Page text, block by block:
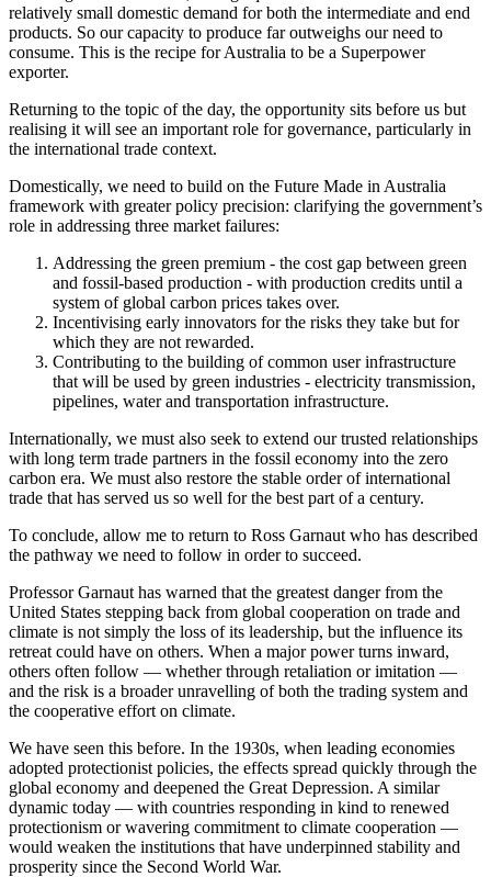
relatively small domestic demand for both the intermediate and end
products. So our capacity to produce far outweighs our need to
consume. This is the recipe for Australia to be a Superpower
exporter.​​​​‌ ‍ ​‍​‍‌‍ ‌ ​‍‌‍‍‌‌‍‌ ‌‍‍‌‌‍ ‍​‍​‍​ ‍‍​‍​‍‌ ​ ‌‍​‌‌‍ ‍‌‍‍‌‌ ‌​‌ ‍‌​‍ ‍‌‍‍‌‌‍ ​‍​‍​‍ ​​‍​‍‌‍‍​‌ ​‍‌‍‌‌‌‍‌‍​‍​‍​ ‍‍​‍​‍‌‍‍​‌ ‌​‌ ‌​‌ ​​​ ‍‍​‍ ​‍ ‌‍ ​‌‍ ‌‍​ ‌‍​‌‌‍ ​‌‍‍​‌‍ ‌ ​ ‌ ‌​​ ‍‍​ ​ ​ ​ ​ ​ ​ ​ ​‍ ‌‍‍‌‌‍ ‍‌ ‌​‌‍‌‌‌‍ ‍‌ ‌​​‍ ‌‍‌‌‌‍‌​‌‍‍‌‌ ‌​​‍ ‌‍ ‌‌‍ ‌‍‌​‌‍‌‌​ ‌‌ ​​‌ ​‍‌‍‌‌‌ ​ ‌‍‌‌‌‍ ‍‌ ‌​‌‍​‌‌ ‌​‌‍‍‌‌‍ ‌‍ ‍​ ‍ ‌‍‍‌‌‍‌​​ ‌‌‍‌‌​ ‌‌‌‍‌‍‌‍‌​‌‍​‍‌‍​‌​ ‌‌​ ‍‌​‍ ‌​ ​‍‌‍​‍​ ​​​ ​​​‍ ‌​ ‌​‌‍‌‍​ ‌‍‌‍‌​​‍ ‌‌‍​‌‌‍​‍‌‍​ ​ ​‍​‍ ‌​ ​‍‌‍‌​​ ​‌‌‍​‌​ ​‍​ ​‌​ ​​​ ‌ ​ ‌‍‌‍‌‍‌‍​‌​ ​‍​ ‍ ‌ ‌​‌ ‍‌‌ ​​‌‍‌‌​ ‌‌‍ ‍‌‍‌‌‌ ‌ ‌ ​ ​ ‍ ‌ ​​‌‍​‌‌ ‌​‌‍‍​​ ‌‌‍​ ‌‍ ‌‍ ‍‌ ‌​‌‍‌‌‌‍ ‍‌ ‌​​‍‌‌​ ‌‌‌​​‍‌‌ ‌‍‍ ‌‍‌‌‌ ‍‌​‍‌‌​ ​ ‌​‌​​‍‌‌​ ​ ‌​‌​​‍‌‌​ ​‍​ ​‍‌‍​‍‌‍‌‌​ ‌ ​ ​‌​ ​​​ ‍‌​ ​ ​ ‌‍‌‍​ ‌‍​‍​ ​‌​ ‌‍​‍‌‌​ ​‍​ ​‍​‍‌‌​ ‌‌‌​‌​​‍ ‍‌‍​ ‌‍‍​‌‍‍‌‌‍ ​‌‍‌​‌ ​‍‌‍‌‌‌‍ ‍​‍‌‌​ ‌‌‌​​‍‌‌ ‌‍‍ ‌‍‌‌‌ ‍‌​‍‌‌​ ​ ‌​‌​​‍‌‌​ ​ ‌​‌​​‍‌‌​ ​‍​ ​‍‌‍‌​‌‍​ ‌‍​ ‌‍‌​‌‍​‍‌‍‌​​ ‌ ​ ‌ ​ ‌ ‌‍​‌‌‍​ ​ ​ ​‍‌‌​ ​‍​ ​‍​‍‌‌​ ‌‌‌​‌​​‍ ‍‌ ‌​‌‍‌‌‌ ‍​‌ ‌​​ ‌‍​‍‌‍​‌‌ ​ ‌‍‌‌‌‌‌‌‌ ​‍‌‍ ​​ ‌‌‍‍​‌ ‌​‌ ‌​‌ ​​​‍‌‌​ ​ ‌​​‌​‍‌‌​ ​‍‌​‌‍​‍‌‌​ ​‍‌​‌‍‌‍ ​‌‍ ‌‍​ ‌‍​‌‌‍ ​‌‍‍​‌‍ ‌ ​ ‌ ‌​​‍‌‌​ ​ ‌​​‌​ ​ ​ ​ ​ ​ ​ ​ ​‍‌‍‌‍‍‌‌‍‌​​ ‌‌‍‌‌​ ‌‌‌‍‌‍‌‍‌​‌‍​‍‌‍​‌​ ‌‌​ ‍‌​‍ ‌​ ​‍‌‍​‍​ ​​​ ​​​‍ ‌​ ‌​‌‍‌‍​ ‌‍‌‍‌​​‍ ‌‌‍​‌‌‍​‍‌‍​ ​ ​‍​‍ ‌​ ​‍‌‍‌​​ ​‌‌‍​‌​ ​‍​ ​‌​ ​​​ ‌ ​ ‌‍‌‍‌‍‌‍​‌​ ​‍​‍‌‍‌ ‌​‌ ‍‌‌ ​​‌‍‌‌​ ‌‌‍ ‍‌‍‌‌‌ ‌ ‌ ​ ​‍‌‍‌ ​​‌‍​‌‌ ‌​‌‍‍​​ ‌‌‍​ ‌‍ ‌‍ ‍‌ ‌​‌‍‌‌‌‍ ‍‌ ‌​​‍‌‌​ ‌‌‌​​‍‌‌ ‌‍‍ ‌‍‌‌‌ ‍‌​‍‌‌​ ​ ‌​‌​​‍‌‌​ ​ ‌​‌​​‍‌‌​ ​‍​ ​‍‌‍​‍‌‍‌‌​ ‌ ​ ​‌​ ​​​ ‍‌​ ​ ​ ‌‍‌‍​ ‌‍​‍​ ​‌​ ‌‍​‍‌‌​ ​‍​ ​‍​‍‌‌​ ‌‌‌​‌​​‍ ‍‌‍​ ‌‍‍​‌‍‍‌‌‍ ​‌‍‌​‌ ​‍‌‍‌‌‌‍ ‍​‍‌‌​ ‌‌‌​​‍‌‌ ‌‍‍ ‌‍‌‌‌ ‍‌​‍‌‌​ ​ ‌​‌​​‍‌‌​ ​ ‌​‌​​‍‌‌​ ​‍​ ​‍‌‍‌​‌‍​ ‌‍​ ‌‍‌​‌‍​‍‌‍‌​​ ‌ ​ ‌ ​ ‌ ‌‍​‌‌‍​ ​ ​ ​‍‌‌​ ​‍​ ​‍​‍‌‌​ ‌‌‌​‌​​‍ ‍‌ ‌​‌‍‌‌‌ ‍​‌ ‌​​‍‌‍‌ ​​‌‍‌‌‌ ​‍‌ ​ ‌ ​​‌‍‌‌‌‍​ ‌ ‌​‌‍‍‌‌ ‌‍‌‍‌‌​ ‌‌ ​​‌ ‌‌‌‍​‍‌‍ ​‌‍‍‌‌ ​ ‌‍‍​‌‍‌‌‌‍‌​​‍​‍‌ ‌
Returning to the topic of the day, the opportunity sits before us but
realising it will see an important role for governance, particularly in
the international trade context.​​​​‌ ‍ ​‍​‍‌‍ ‌ ​‍‌‍‍‌‌‍‌ ‌‍‍‌‌‍ ‍​‍​‍​ ‍‍​‍​‍‌ ​ ‌‍​‌‌‍ ‍‌‍‍‌‌ ‌​‌ ‍‌​‍ ‍‌‍‍‌‌‍ ​‍​‍​‍ ​​‍​‍‌‍‍​‌ ​‍‌‍‌‌‌‍‌‍​‍​‍​ ‍‍​‍​‍‌‍‍​‌ ‌​‌ ‌​‌ ​​​ ‍‍​‍ ​‍ ‌‍ ​‌‍ ‌‍​ ‌‍​‌‌‍ ​‌‍‍​‌‍ ‌ ​ ‌ ‌​​ ‍‍​ ​ ​ ​ ​ ​ ​ ​ ​‍ ‌‍‍‌‌‍ ‍‌ ‌​‌‍‌‌‌‍ ‍‌ ‌​​‍ ‌‍‌‌‌‍‌​‌‍‍‌‌ ‌​​‍ ‌‍ ‌‌‍ ‌‍‌​‌‍‌‌​ ‌‌ ​​‌ ​‍‌‍‌‌‌ ​ ‌‍‌‌‌‍ ‍‌ ‌​‌‍​‌‌ ‌​‌‍‍‌‌‍ ‌‍ ‍​ ‍ ‌‍‍‌‌‍‌​​ ‌‌‍‌‌​ ‌‌‌‍‌‍‌‍‌​‌‍​‍‌‍​‌​ ‌‌​ ‍‌​‍ ‌​ ​‍‌‍​‍​ ​​​ ​​​‍ ‌​ ‌​‌‍‌‍​ ‌‍‌‍‌​​‍ ‌‌‍​‌‌‍​‍‌‍​ ​ ​‍​‍ ‌​ ​‍‌‍‌​​ ​‌‌‍​‌​ ​‍​ ​‌​ ​​​ ‌ ​ ‌‍‌‍‌‍‌‍​‌​ ​‍​ ‍ ‌ ‌​‌ ‍‌‌ ​​‌‍‌‌​ ‌‌‍ ‍‌‍‌‌‌ ‌ ‌ ​ ​ ‍ ‌ ​​‌‍​‌‌ ‌​‌‍‍​​ ‌‌‍​ ‌‍ ‌‍ ‍‌ ‌​‌‍‌‌‌‍ ‍‌ ‌​​‍‌‌​ ‌‌‌​​‍‌‌ ‌‍‍ ‌‍‌‌‌ ‍‌​‍‌‌​ ​ ‌​‌​​‍‌‌​ ​ ‌​‌​​‍‌‌​ ​‍​ ​‍​ ​​​ ‍‌​ ‌​​ ​​​ ‌​​ ‍‌‌‍‌​‌‍‌‍​ ​ ​ ​ ​ ‌ ​ ‌ ​‍‌‌​ ​‍​ ​‍​‍‌‌​ ‌‌‌​‌​​‍ ‍‌‍​ ‌‍‍​‌‍‍‌‌‍ ​‌‍‌​‌ ​‍‌‍‌‌‌‍ ‍​‍‌‌​ ‌‌‌​​‍‌‌ ‌‍‍ ‌‍‌‌‌ ‍‌​‍‌‌​ ​ ‌​‌​​‍‌‌​ ​ ‌​‌​​‍‌‌​ ​‍​ ​‍‌‍‌​‌‍​ ‌‍​ ‌‍‌​‌‍​‍‌‍‌​​ ‌ ​ ‌ ​ ‌ ‌‍​‌‌‍​ ​ ​ ​‍‌‌​ ​‍​ ​‍​‍‌‌​ ‌‌‌​‌​​‍ ‍‌ ‌​‌‍‌‌‌ ‍​‌ ‌​​ ‌‍​‍‌‍​‌‌ ​ ‌‍‌‌‌‌‌‌‌ ​‍‌‍ ​​ ‌‌‍‍​‌ ‌​‌ ‌​‌ ​​​‍‌‌​ ​ ‌​​‌​‍‌‌​ ​‍‌​‌‍​‍‌‌​ ​‍‌​‌‍‌‍ ​‌‍ ‌‍​ ‌‍​‌‌‍ ​‌‍‍​‌‍ ‌ ​ ‌ ‌​​‍‌‌​ ​ ‌​​‌​ ​ ​ ​ ​ ​ ​ ​ ​‍‌‍‌‍‍‌‌‍‌​​ ‌‌‍‌‌​ ‌‌‌‍‌‍‌‍‌​‌‍​‍‌‍​‌​ ‌‌​ ‍‌​‍ ‌​ ​‍‌‍​‍​ ​​​ ​​​‍ ‌​ ‌​‌‍‌‍​ ‌‍‌‍‌​​‍ ‌‌‍​‌‌‍​‍‌‍​ ​ ​‍​‍ ‌​ ​‍‌‍‌​​ ​‌‌‍​‌​ ​‍​ ​‌​ ​​​ ‌ ​ ‌‍‌‍‌‍‌‍​‌​ ​‍​‍‌‍‌ ‌​‌ ‍‌‌ ​​‌‍‌‌​ ‌‌‍ ‍‌‍‌‌‌ ‌ ‌ ​ ​‍‌‍‌ ​​‌‍​‌‌ ‌​‌‍‍​​ ‌‌‍​ ‌‍ ‌‍ ‍‌ ‌​‌‍‌‌‌‍ ‍‌ ‌​​‍‌‌​ ‌‌‌​​‍‌‌ ‌‍‍ ‌‍‌‌‌ ‍‌​‍‌‌​ ​ ‌​‌​​‍‌‌​ ​ ‌​‌​​‍‌‌​ ​‍​ ​‍​ ​​​ ‍‌​ ‌​​ ​​​ ‌​​ ‍‌‌‍‌​‌‍‌‍​ ​ ​ ​ ​ ‌ ​ ‌ ​‍‌‌​ ​‍​ ​‍​‍‌‌​ ‌‌‌​‌​​‍ ‍‌‍​ ‌‍‍​‌‍‍‌‌‍ ​‌‍‌​‌ ​‍‌‍‌‌‌‍ ‍​‍‌‌​ ‌‌‌​​‍‌‌ ‌‍‍ ‌‍‌‌‌ ‍‌​‍‌‌​ ​ ‌​‌​​‍‌‌​ ​ ‌​‌​​‍‌‌​ ​‍​ ​‍‌‍‌​‌‍​ ‌‍​ ‌‍‌​‌‍​‍‌‍‌​​ ‌ ​ ‌ ​ ‌ ‌‍​‌‌‍​ ​ ​ ​‍‌‌​ ​‍​ ​‍​‍‌‌​ ‌‌‌​‌​​‍ ‍‌ ‌​‌‍‌‌‌ ‍​‌ ‌​​‍‌‍‌ ​​‌‍‌‌‌ ​‍‌ ​ ‌ ​​‌‍‌‌‌‍​ ‌ ‌​‌‍‍‌‌ ‌‍‌‍‌‌​ ‌‌ ​​‌ ‌‌‌‍​‍‌‍ ​‌‍‍‌‌ ​ ‌‍‍​‌‍‌‌‌‍‌​​‍​‍‌ ‌
Domestically, we need to build on the Future Made in Australia
framework with greater policy precision: clarifying the government’s
role in addressing three market failures:​​​​‌ ‍ ​‍​‍‌‍ ‌ ​‍‌‍‍‌‌‍‌ ‌‍‍‌‌‍ ‍​‍​‍​ ‍‍​‍​‍‌ ​ ‌‍​‌‌‍ ‍‌‍‍‌‌ ‌​‌ ‍‌​‍ ‍‌‍‍‌‌‍ ​‍​‍​‍ ​​‍​‍‌‍‍​‌ ​‍‌‍‌‌‌‍‌‍​‍​‍​ ‍‍​‍​‍‌‍‍​‌ ‌​‌ ‌​‌ ​​​ ‍‍​‍ ​‍ ‌‍ ​‌‍ ‌‍​ ‌‍​‌‌‍ ​‌‍‍​‌‍ ‌ ​ ‌ ‌​​ ‍‍​ ​ ​ ​ ​ ​ ​ ​ ​‍ ‌‍‍‌‌‍ ‍‌ ‌​‌‍‌‌‌‍ ‍‌ ‌​​‍ ‌‍‌‌‌‍‌​‌‍‍‌‌ ‌​​‍ ‌‍ ‌‌‍ ‌‍‌​‌‍‌‌​ ‌‌ ​​‌ ​‍‌‍‌‌‌ ​ ‌‍‌‌‌‍ ‍‌ ‌​‌‍​‌‌ ‌​‌‍‍‌‌‍ ‌‍ ‍​ ‍ ‌‍‍‌‌‍‌​​ ‌‌‍‌‌​ ‌‌‌‍‌‍‌‍‌​‌‍​‍‌‍​‌​ ‌‌​ ‍‌​‍ ‌​ ​‍‌‍​‍​ ​​​ ​​​‍ ‌​ ‌​‌‍‌‍​ ‌‍‌‍‌​​‍ ‌‌‍​‌‌‍​‍‌‍​ ​ ​‍​‍ ‌​ ​‍‌‍‌​​ ​‌‌‍​‌​ ​‍​ ​‌​ ​​​ ‌ ​ ‌‍‌‍‌‍‌‍​‌​ ​‍​ ‍ ‌ ‌​‌ ‍‌‌ ​​‌‍‌‌​ ‌‌‍ ‍‌‍‌‌‌ ‌ ‌ ​ ​ ‍ ‌ ​​‌‍​‌‌ ‌​‌‍‍​​ ‌‌‍​ ‌‍ ‌‍ ‍‌ ‌​‌‍‌‌‌‍ ‍‌ ‌​​‍‌‌​ ‌‌‌​​‍‌‌ ‌‍‍ ‌‍‌‌‌ ‍‌​‍‌‌​ ​ ‌​‌​​‍‌‌​ ​ ‌​‌​​‍‌‌​ ​‍​ ​‍‌‍​ ​ ​‌​ ‍‌‌‍‌​​ ‌ ​ ‌ ​ ‌‌‌‍‌​​ ‌​‌‍​ ‌‍‌‍‌‍‌​​‍‌‌​ ​‍​ ​‍​‍‌‌​ ‌‌‌​‌​​‍ ‍‌‍​ ‌‍‍​‌‍‍‌‌‍ ​‌‍‌​‌ ​‍‌‍‌‌‌‍ ‍​‍‌‌​ ‌‌‌​​‍‌‌ ‌‍‍ ‌‍‌‌‌ ‍‌​‍‌‌​ ​ ‌​‌​​‍‌‌​ ​ ‌​‌​​‍‌‌​ ​‍​ ​‍​ ​‍​ ​‌‌‍​ ​ ‌‍‌‍‌‌​ ‌‌‌‍​ ‌‍​‍​ ‌‍‌‍​‍‌‍‌​​ ‌‍​‍‌‌​ ​‍​ ​‍​‍‌‌​ ‌‌‌​‌​​‍ ‍‌ ‌​‌‍‌‌‌ ‍​‌ ‌​​ ‌‍​‍‌‍​‌‌ ​ ‌‍‌‌‌‌‌‌‌ ​‍‌‍ ​​ ‌‌‍‍​‌ ‌​‌ ‌​‌ ​​​‍‌‌​ ​ ‌​​‌​‍‌‌​ ​‍‌​‌‍​‍‌‌​ ​‍‌​‌‍‌‍ ​‌‍ ‌‍​ ‌‍​‌‌‍ ​‌‍‍​‌‍ ‌ ​ ‌ ‌​​‍‌‌​ ​ ‌​​‌​ ​ ​ ​ ​ ​ ​ ​ ​‍‌‍‌‍‍‌‌‍‌​​ ‌‌‍‌‌​ ‌‌‌‍‌‍‌‍‌​‌‍​‍‌‍​‌​ ‌‌​ ‍‌​‍ ‌​ ​‍‌‍​‍​ ​​​ ​​​‍ ‌​ ‌​‌‍‌‍​ ‌‍‌‍‌​​‍ ‌‌‍​‌‌‍​‍‌‍​ ​ ​‍​‍ ‌​ ​‍‌‍‌​​ ​‌‌‍​‌​ ​‍​ ​‌​ ​​​ ‌ ​ ‌‍‌‍‌‍‌‍​‌​ ​‍​‍‌‍‌ ‌​‌ ‍‌‌ ​​‌‍‌‌​ ‌‌‍ ‍‌‍‌‌‌ ‌ ‌ ​ ​‍‌‍‌ ​​‌‍​‌‌ ‌​‌‍‍​​ ‌‌‍​ ‌‍ ‌‍ ‍‌ ‌​‌‍‌‌‌‍ ‍‌ ‌​​‍‌‌​ ‌‌‌​​‍‌‌ ‌‍‍ ‌‍‌‌‌ ‍‌​‍‌‌​ ​ ‌​‌​​‍‌‌​ ​ ‌​‌​​‍‌‌​ ​‍​ ​‍‌‍​ ​ ​‌​ ‍‌‌‍‌​​ ‌ ​ ‌ ​ ‌‌‌‍‌​​ ‌​‌‍​ ‌‍‌‍‌‍‌​​‍‌‌​ ​‍​ ​‍​‍‌‌​ ‌‌‌​‌​​‍ ‍‌‍​ ‌‍‍​‌‍‍‌‌‍ ​‌‍‌​‌ ​‍‌‍‌‌‌‍ ‍​‍‌‌​ ‌‌‌​​‍‌‌ ‌‍‍ ‌‍‌‌‌ ‍‌​‍‌‌​ ​ ‌​‌​​‍‌‌​ ​ ‌​‌​​‍‌‌​ ​‍​ ​‍​ ​‍​ ​‌‌‍​ ​ ‌‍‌‍‌‌​ ‌‌‌‍​ ‌‍​‍​ ‌‍‌‍​‍‌‍‌​​ ‌‍​‍‌‌​ ​‍​ ​‍​‍‌‌​ ‌‌‌​‌​​‍ ‍‌ ‌​‌‍‌‌‌ ‍​‌ ‌​​‍‌‍‌ ​​‌‍‌‌‌ ​‍‌ ​ ‌ ​​‌‍‌‌‌‍​ ‌ ‌​‌‍‍‌‌ ‌‍‌‍‌‌​ ‌‌ ​​‌ ‌‌‌‍​‍‌‍ ​‌‍‍‌‌ ​ ‌‍‍​‌‍‌‌‌‍‌​​‍​‍‌ ‌
Addressing the green premium - the cost gap between green
and fossil-based production - with production credits until a
system of global carbon prices takes over.​​​​‌ ‍ ​‍​‍‌‍ ‌ ​‍‌‍‍‌‌‍‌ ‌‍‍‌‌‍ ‍​‍​‍​ ‍‍​‍​‍‌ ​ ‌‍​‌‌‍ ‍‌‍‍‌‌ ‌​‌ ‍‌​‍ ‍‌‍‍‌‌‍ ​‍​‍​‍ ​​‍​‍‌‍‍​‌ ​‍‌‍‌‌‌‍‌‍​‍​‍​ ‍‍​‍​‍‌‍‍​‌ ‌​‌ ‌​‌ ​​​ ‍‍​‍ ​‍ ‌‍ ​‌‍ ‌‍​ ‌‍​‌‌‍ ​‌‍‍​‌‍ ‌ ​ ‌ ‌​​ ‍‍​ ​ ​ ​ ​ ​ ​ ​ ​‍ ‌‍‍‌‌‍ ‍‌ ‌​‌‍‌‌‌‍ ‍‌ ‌​​‍ ‌‍‌‌‌‍‌​‌‍‍‌‌ ‌​​‍ ‌‍ ‌‌‍ ‌‍‌​‌‍‌‌​ ‌‌ ​​‌ ​‍‌‍‌‌‌ ​ ‌‍‌‌‌‍ ‍‌ ‌​‌‍​‌‌ ‌​‌‍‍‌‌‍ ‌‍ ‍​ ‍ ‌‍‍‌‌‍‌​​ ‌‌‍‌‌​ ‌‌‌‍‌‍‌‍‌​‌‍​‍‌‍​‌​ ‌‌​ ‍‌​‍ ‌​ ​‍‌‍​‍​ ​​​ ​​​‍ ‌​ ‌​‌‍‌‍​ ‌‍‌‍‌​​‍ ‌‌‍​‌‌‍​‍‌‍​ ​ ​‍​‍ ‌​ ​‍‌‍‌​​ ​‌‌‍​‌​ ​‍​ ​‌​ ​​​ ‌ ​ ‌‍‌‍‌‍‌‍​‌​ ​‍​ ‍ ‌ ‌​‌ ‍‌‌ ​​‌‍‌‌​ ‌‌‍ ‍‌‍‌‌‌ ‌ ‌ ​ ​ ‍ ‌ ​​‌‍​‌‌ ‌​‌‍‍​​ ‌‌‍​ ‌‍ ‌‍ ‍‌ ‌​‌‍‌‌‌‍ ‍‌ ‌​​‍‌‌​ ‌‌‌​​‍‌‌ ‌‍‍ ‌‍‌‌‌ ‍‌​‍‌‌​ ​ ‌​‌​​‍‌‌​ ​ ‌​‌​​‍‌‌​ ​‍​ ​‍​ ​ ​ ‍​‌‍‌​​ ​​‌‍‌​​ ‌‌‌‍​‍‌‍‌‍​ ‌ ​ ‌ ‌‍​‍​ ​‌​‍‌‌​ ​‍​ ​‍​‍‌‌​ ‌‌‌​‌​​‍ ‍‌‍​ ‌‍‍​‌‍‍‌‌‍ ​‌‍‌​‌ ​‍‌‍‌‌‌‍ ‍​‍‌‌​ ‌‌‌​​‍‌‌ ‌‍‍ ‌‍‌‌‌ ‍‌​‍‌‌​ ​ ‌​‌​​‍‌‌​ ​ ‌​‌​​‍‌‌​ ​‍​ ​‍‌‍‌​​ ​‍‌‍‌​​ ‍​‌‍​‍​ ‌‌​ ‍​‌‍‌​‌‍​‍‌‍‌​​ ​‍‌‍​‌​‍‌‌​ ​‍​ ​‍​‍‌‌​ ‌‌‌​‌​​‍ ‍‌ ‌​‌‍‌‌‌ ‍​‌ ‌​​ ‌‍​‍‌‍​‌‌ ​ ‌‍‌‌‌‌‌‌‌ ​‍‌‍ ​​ ‌‌‍‍​‌ ‌​‌ ‌​‌ ​​​‍‌‌​ ​ ‌​​‌​‍‌‌​ ​‍‌​‌‍​‍‌‌​ ​‍‌​‌‍‌‍ ​‌‍ ‌‍​ ‌‍​‌‌‍ ​‌‍‍​‌‍ ‌ ​ ‌ ‌​​‍‌‌​ ​ ‌​​‌​ ​ ​ ​ ​ ​ ​ ​ ​‍‌‍‌‍‍‌‌‍‌​​ ‌‌‍‌‌​ ‌‌‌‍‌‍‌‍‌​‌‍​‍‌‍​‌​ ‌‌​ ‍‌​‍ ‌​ ​‍‌‍​‍​ ​​​ ​​​‍ ‌​ ‌​‌‍‌‍​ ‌‍‌‍‌​​‍ ‌‌‍​‌‌‍​‍‌‍​ ​ ​‍​‍ ‌​ ​‍‌‍‌​​ ​‌‌‍​‌​ ​‍​ ​‌​ ​​​ ‌ ​ ‌‍‌‍‌‍‌‍​‌​ ​‍​‍‌‍‌ ‌​‌ ‍‌‌ ​​‌‍‌‌​ ‌‌‍ ‍‌‍‌‌‌ ‌ ‌ ​ ​‍‌‍‌ ​​‌‍​‌‌ ‌​‌‍‍​​ ‌‌‍​ ‌‍ ‌‍ ‍‌ ‌​‌‍‌‌‌‍ ‍‌ ‌​​‍‌‌​ ‌‌‌​​‍‌‌ ‌‍‍ ‌‍‌‌‌ ‍‌​‍‌‌​ ​ ‌​‌​​‍‌‌​ ​ ‌​‌​​‍‌‌​ ​‍​ ​‍​ ​ ​ ‍​‌‍‌​​ ​​‌‍‌​​ ‌‌‌‍​‍‌‍‌‍​ ‌ ​ ‌ ‌‍​‍​ ​‌​‍‌‌​ ​‍​ ​‍​‍‌‌​ ‌‌‌​‌​​‍ ‍‌‍​ ‌‍‍​‌‍‍‌‌‍ ​‌‍‌​‌ ​‍‌‍‌‌‌‍ ‍​‍‌‌​ ‌‌‌​​‍‌‌ ‌‍‍ ‌‍‌‌‌ ‍‌​‍‌‌​ ​ ‌​‌​​‍‌‌​ ​ ‌​‌​​‍‌‌​ ​‍​ ​‍‌‍‌​​ ​‍‌‍‌​​ ‍​‌‍​‍​ ‌‌​ ‍​‌‍‌​‌‍​‍‌‍‌​​ ​‍‌‍​‌​‍‌‌​ ​‍​ ​‍​‍‌‌​ ‌‌‌​‌​​‍ ‍‌ ‌​‌‍‌‌‌ ‍​‌ ‌​​‍‌‍‌ ​​‌‍‌‌‌ ​‍‌ ​ ‌ ​​‌‍‌‌‌‍​ ‌ ‌​‌‍‍‌‌ ‌‍‌‍‌‌​ ‌‌ ​​‌ ‌‌‌‍​‍‌‍ ​‌‍‍‌‌ ​ ‌‍‍​‌‍‌‌‌‍‌​​‍​‍‌ ‌
Incentivising early innovators for the risks they take but for
which they are not rewarded.​​​​‌ ‍ ​‍​‍‌‍ ‌ ​‍‌‍‍‌‌‍‌ ‌‍‍‌‌‍ ‍​‍​‍​ ‍‍​‍​‍‌ ​ ‌‍​‌‌‍ ‍‌‍‍‌‌ ‌​‌ ‍‌​‍ ‍‌‍‍‌‌‍ ​‍​‍​‍ ​​‍​‍‌‍‍​‌ ​‍‌‍‌‌‌‍‌‍​‍​‍​ ‍‍​‍​‍‌‍‍​‌ ‌​‌ ‌​‌ ​​​ ‍‍​‍ ​‍ ‌‍ ​‌‍ ‌‍​ ‌‍​‌‌‍ ​‌‍‍​‌‍ ‌ ​ ‌ ‌​​ ‍‍​ ​ ​ ​ ​ ​ ​ ​ ​‍ ‌‍‍‌‌‍ ‍‌ ‌​‌‍‌‌‌‍ ‍‌ ‌​​‍ ‌‍‌‌‌‍‌​‌‍‍‌‌ ‌​​‍ ‌‍ ‌‌‍ ‌‍‌​‌‍‌‌​ ‌‌ ​​‌ ​‍‌‍‌‌‌ ​ ‌‍‌‌‌‍ ‍‌ ‌​‌‍​‌‌ ‌​‌‍‍‌‌‍ ‌‍ ‍​ ‍ ‌‍‍‌‌‍‌​​ ‌‌‍‌‌​ ‌‌‌‍‌‍‌‍‌​‌‍​‍‌‍​‌​ ‌‌​ ‍‌​‍ ‌​ ​‍‌‍​‍​ ​​​ ​​​‍ ‌​ ‌​‌‍‌‍​ ‌‍‌‍‌​​‍ ‌‌‍​‌‌‍​‍‌‍​ ​ ​‍​‍ ‌​ ​‍‌‍‌​​ ​‌‌‍​‌​ ​‍​ ​‌​ ​​​ ‌ ​ ‌‍‌‍‌‍‌‍​‌​ ​‍​ ‍ ‌ ‌​‌ ‍‌‌ ​​‌‍‌‌​ ‌‌‍ ‍‌‍‌‌‌ ‌ ‌ ​ ​ ‍ ‌ ​​‌‍​‌‌ ‌​‌‍‍​​ ‌‌‍​ ‌‍ ‌‍ ‍‌ ‌​‌‍‌‌‌‍ ‍‌ ‌​​‍‌‌​ ‌‌‌​​‍‌‌ ‌‍‍ ‌‍‌‌‌ ‍‌​‍‌‌​ ​ ‌​‌​​‍‌‌​ ​ ‌​‌​​‍‌‌​ ​‍​ ​‍​ ‌‌​ ‌‍​ ‌ ​ ‍‌‌‍​ ​ ‌‍​ ​‌​ ‌‌​ ​ ​ ‌‌​ ‌​‌‍​ ​‍‌‌​ ​‍​ ​‍​‍‌‌​ ‌‌‌​‌​​‍ ‍‌‍​ ‌‍‍​‌‍‍‌‌‍ ​‌‍‌​‌ ​‍‌‍‌‌‌‍ ‍​‍‌‌​ ‌‌‌​​‍‌‌ ‌‍‍ ‌‍‌‌‌ ‍‌​‍‌‌​ ​ ‌​‌​​‍‌‌​ ​ ‌​‌​​‍‌‌​ ​‍​ ​‍​ ‌‌​ ‌‌‌‍‌‍​ ‌​​ ​‌​ ‌‍​ ‌ ‌‍‌​‌‍‌‍​ ​‌​ ‌‌‌‍​‌​‍‌‌​ ​‍​ ​‍​‍‌‌​ ‌‌‌​‌​​‍ ‍‌ ‌​‌‍‌‌‌ ‍​‌ ‌​​ ‌‍​‍‌‍​‌‌ ​ ‌‍‌‌‌‌‌‌‌ ​‍‌‍ ​​ ‌‌‍‍​‌ ‌​‌ ‌​‌ ​​​‍‌‌​ ​ ‌​​‌​‍‌‌​ ​‍‌​‌‍​‍‌‌​ ​‍‌​‌‍‌‍ ​‌‍ ‌‍​ ‌‍​‌‌‍ ​‌‍‍​‌‍ ‌ ​ ‌ ‌​​‍‌‌​ ​ ‌​​‌​ ​ ​ ​ ​ ​ ​ ​ ​‍‌‍‌‍‍‌‌‍‌​​ ‌‌‍‌‌​ ‌‌‌‍‌‍‌‍‌​‌‍​‍‌‍​‌​ ‌‌​ ‍‌​‍ ‌​ ​‍‌‍​‍​ ​​​ ​​​‍ ‌​ ‌​‌‍‌‍​ ‌‍‌‍‌​​‍ ‌‌‍​‌‌‍​‍‌‍​ ​ ​‍​‍ ‌​ ​‍‌‍‌​​ ​‌‌‍​‌​ ​‍​ ​‌​ ​​​ ‌ ​ ‌‍‌‍‌‍‌‍​‌​ ​‍​‍‌‍‌ ‌​‌ ‍‌‌ ​​‌‍‌‌​ ‌‌‍ ‍‌‍‌‌‌ ‌ ‌ ​ ​‍‌‍‌ ​​‌‍​‌‌ ‌​‌‍‍​​ ‌‌‍​ ‌‍ ‌‍ ‍‌ ‌​‌‍‌‌‌‍ ‍‌ ‌​​‍‌‌​ ‌‌‌​​‍‌‌ ‌‍‍ ‌‍‌‌‌ ‍‌​‍‌‌​ ​ ‌​‌​​‍‌‌​ ​ ‌​‌​​‍‌‌​ ​‍​ ​‍​ ‌‌​ ‌‍​ ‌ ​ ‍‌‌‍​ ​ ‌‍​ ​‌​ ‌‌​ ​ ​ ‌‌​ ‌​‌‍​ ​‍‌‌​ ​‍​ ​‍​‍‌‌​ ‌‌‌​‌​​‍ ‍‌‍​ ‌‍‍​‌‍‍‌‌‍ ​‌‍‌​‌ ​‍‌‍‌‌‌‍ ‍​‍‌‌​ ‌‌‌​​‍‌‌ ‌‍‍ ‌‍‌‌‌ ‍‌​‍‌‌​ ​ ‌​‌​​‍‌‌​ ​ ‌​‌​​‍‌‌​ ​‍​ ​‍​ ‌‌​ ‌‌‌‍‌‍​ ‌​​ ​‌​ ‌‍​ ‌ ‌‍‌​‌‍‌‍​ ​‌​ ‌‌‌‍​‌​‍‌‌​ ​‍​ ​‍​‍‌‌​ ‌‌‌​‌​​‍ ‍‌ ‌​‌‍‌‌‌ ‍​‌ ‌​​‍‌‍‌ ​​‌‍‌‌‌ ​‍‌ ​ ‌ ​​‌‍‌‌‌‍​ ‌ ‌​‌‍‍‌‌ ‌‍‌‍‌‌​ ‌‌ ​​‌ ‌‌‌‍​‍‌‍ ​‌‍‍‌‌ ​ ‌‍‍​‌‍‌‌‌‍‌​​‍​‍‌ ‌
Contributing to the building of common user infrastructure
that will be used by green industries - electricity transmission,
pipelines, water and transportation infrastructure.​​​​‌ ‍ ​‍​‍‌‍ ‌ ​‍‌‍‍‌‌‍‌ ‌‍‍‌‌‍ ‍​‍​‍​ ‍‍​‍​‍‌ ​ ‌‍​‌‌‍ ‍‌‍‍‌‌ ‌​‌ ‍‌​‍ ‍‌‍‍‌‌‍ ​‍​‍​‍ ​​‍​‍‌‍‍​‌ ​‍‌‍‌‌‌‍‌‍​‍​‍​ ‍‍​‍​‍‌‍‍​‌ ‌​‌ ‌​‌ ​​​ ‍‍​‍ ​‍ ‌‍ ​‌‍ ‌‍​ ‌‍​‌‌‍ ​‌‍‍​‌‍ ‌ ​ ‌ ‌​​ ‍‍​ ​ ​ ​ ​ ​ ​ ​ ​‍ ‌‍‍‌‌‍ ‍‌ ‌​‌‍‌‌‌‍ ‍‌ ‌​​‍ ‌‍‌‌‌‍‌​‌‍‍‌‌ ‌​​‍ ‌‍ ‌‌‍ ‌‍‌​‌‍‌‌​ ‌‌ ​​‌ ​‍‌‍‌‌‌ ​ ‌‍‌‌‌‍ ‍‌ ‌​‌‍​‌‌ ‌​‌‍‍‌‌‍ ‌‍ ‍​ ‍ ‌‍‍‌‌‍‌​​ ‌‌‍‌‌​ ‌‌‌‍‌‍‌‍‌​‌‍​‍‌‍​‌​ ‌‌​ ‍‌​‍ ‌​ ​‍‌‍​‍​ ​​​ ​​​‍ ‌​ ‌​‌‍‌‍​ ‌‍‌‍‌​​‍ ‌‌‍​‌‌‍​‍‌‍​ ​ ​‍​‍ ‌​ ​‍‌‍‌​​ ​‌‌‍​‌​ ​‍​ ​‌​ ​​​ ‌ ​ ‌‍‌‍‌‍‌‍​‌​ ​‍​ ‍ ‌ ‌​‌ ‍‌‌ ​​‌‍‌‌​ ‌‌‍ ‍‌‍‌‌‌ ‌ ‌ ​ ​ ‍ ‌ ​​‌‍​‌‌ ‌​‌‍‍​​ ‌‌‍​ ‌‍ ‌‍ ‍‌ ‌​‌‍‌‌‌‍ ‍‌ ‌​​‍‌‌​ ‌‌‌​​‍‌‌ ‌‍‍ ‌‍‌‌‌ ‍‌​‍‌‌​ ​ ‌​‌​​‍‌‌​ ​ ‌​‌​​‍‌‌​ ​‍​ ​‍‌‍‌‍‌‍‌‍‌‍​‌​ ‍​​ ‌‍​ ​‌​ ‍​‌‍​ ​ ​‌‌‍​‌​ ‌​​ ​​​‍‌‌​ ​‍​ ​‍​‍‌‌​ ‌‌‌​‌​​‍ ‍‌‍​ ‌‍‍​‌‍‍‌‌‍ ​‌‍‌​‌ ​‍‌‍‌‌‌‍ ‍​‍‌‌​ ‌‌‌​​‍‌‌ ‌‍‍ ‌‍‌‌‌ ‍‌​‍‌‌​ ​ ‌​‌​​‍‌‌​ ​ ‌​‌​​‍‌‌​ ​‍​ ​‍‌‍​ ​ ‌‌​ ‌‌‌‍​‍​ ‌​‌‍‌‌‌‍​‍‌‍‌‍‌‍‌​​ ​​​ ‌​​ ‌​​‍‌‌​ ​‍​ ​‍​‍‌‌​ ‌‌‌​‌​​‍ ‍‌ ‌​‌‍‌‌‌ ‍​‌ ‌​​ ‌‍​‍‌‍​‌‌ ​ ‌‍‌‌‌‌‌‌‌ ​‍‌‍ ​​ ‌‌‍‍​‌ ‌​‌ ‌​‌ ​​​‍‌‌​ ​ ‌​​‌​‍‌‌​ ​‍‌​‌‍​‍‌‌​ ​‍‌​‌‍‌‍ ​‌‍ ‌‍​ ‌‍​‌‌‍ ​‌‍‍​‌‍ ‌ ​ ‌ ‌​​‍‌‌​ ​ ‌​​‌​ ​ ​ ​ ​ ​ ​ ​ ​‍‌‍‌‍‍‌‌‍‌​​ ‌‌‍‌‌​ ‌‌‌‍‌‍‌‍‌​‌‍​‍‌‍​‌​ ‌‌​ ‍‌​‍ ‌​ ​‍‌‍​‍​ ​​​ ​​​‍ ‌​ ‌​‌‍‌‍​ ‌‍‌‍‌​​‍ ‌‌‍​‌‌‍​‍‌‍​ ​ ​‍​‍ ‌​ ​‍‌‍‌​​ ​‌‌‍​‌​ ​‍​ ​‌​ ​​​ ‌ ​ ‌‍‌‍‌‍‌‍​‌​ ​‍​‍‌‍‌ ‌​‌ ‍‌‌ ​​‌‍‌‌​ ‌‌‍ ‍‌‍‌‌‌ ‌ ‌ ​ ​‍‌‍‌ ​​‌‍​‌‌ ‌​‌‍‍​​ ‌‌‍​ ‌‍ ‌‍ ‍‌ ‌​‌‍‌‌‌‍ ‍‌ ‌​​‍‌‌​ ‌‌‌​​‍‌‌ ‌‍‍ ‌‍‌‌‌ ‍‌​‍‌‌​ ​ ‌​‌​​‍‌‌​ ​ ‌​‌​​‍‌‌​ ​‍​ ​‍‌‍‌‍‌‍‌‍‌‍​‌​ ‍​​ ‌‍​ ​‌​ ‍​‌‍​ ​ ​‌‌‍​‌​ ‌​​ ​​​‍‌‌​ ​‍​ ​‍​‍‌‌​ ‌‌‌​‌​​‍ ‍‌‍​ ‌‍‍​‌‍‍‌‌‍ ​‌‍‌​‌ ​‍‌‍‌‌‌‍ ‍​‍‌‌​ ‌‌‌​​‍‌‌ ‌‍‍ ‌‍‌‌‌ ‍‌​‍‌‌​ ​ ‌​‌​​‍‌‌​ ​ ‌​‌​​‍‌‌​ ​‍​ ​‍‌‍​ ​ ‌‌​ ‌‌‌‍​‍​ ‌​‌‍‌‌‌‍​‍‌‍‌‍‌‍‌​​ ​​​ ‌​​ ‌​​‍‌‌​ ​‍​ ​‍​‍‌‌​ ‌‌‌​‌​​‍ ‍‌ ‌​‌‍‌‌‌ ‍​‌ ‌​​‍‌‍‌ ​​‌‍‌‌‌ ​‍‌ ​ ‌ ​​‌‍‌‌‌‍​ ‌ ‌​‌‍‍‌‌ ‌‍‌‍‌‌​ ‌‌ ​​‌ ‌‌‌‍​‍‌‍ ​‌‍‍‌‌ ​ ‌‍‍​‌‍‌‌‌‍‌​​‍​‍‌ ‌
Internationally, we must also seek to extend our trusted relationships
with long term trade partners in the fossil economy into the zero
carbon era. We must also restore the stable order of international
trade that has served us so well for the best part of a century.​​​​‌ ‍ ​‍​‍‌‍ ‌ ​‍‌‍‍‌‌‍‌ ‌‍‍‌‌‍ ‍​‍​‍​ ‍‍​‍​‍‌ ​ ‌‍​‌‌‍ ‍‌‍‍‌‌ ‌​‌ ‍‌​‍ ‍‌‍‍‌‌‍ ​‍​‍​‍ ​​‍​‍‌‍‍​‌ ​‍‌‍‌‌‌‍‌‍​‍​‍​ ‍‍​‍​‍‌‍‍​‌ ‌​‌ ‌​‌ ​​​ ‍‍​‍ ​‍ ‌‍ ​‌‍ ‌‍​ ‌‍​‌‌‍ ​‌‍‍​‌‍ ‌ ​ ‌ ‌​​ ‍‍​ ​ ​ ​ ​ ​ ​ ​ ​‍ ‌‍‍‌‌‍ ‍‌ ‌​‌‍‌‌‌‍ ‍‌ ‌​​‍ ‌‍‌‌‌‍‌​‌‍‍‌‌ ‌​​‍ ‌‍ ‌‌‍ ‌‍‌​‌‍‌‌​ ‌‌ ​​‌ ​‍‌‍‌‌‌ ​ ‌‍‌‌‌‍ ‍‌ ‌​‌‍​‌‌ ‌​‌‍‍‌‌‍ ‌‍ ‍​ ‍ ‌‍‍‌‌‍‌​​ ‌‌‍‌‌​ ‌‌‌‍‌‍‌‍‌​‌‍​‍‌‍​‌​ ‌‌​ ‍‌​‍ ‌​ ​‍‌‍​‍​ ​​​ ​​​‍ ‌​ ‌​‌‍‌‍​ ‌‍‌‍‌​​‍ ‌‌‍​‌‌‍​‍‌‍​ ​ ​‍​‍ ‌​ ​‍‌‍‌​​ ​‌‌‍​‌​ ​‍​ ​‌​ ​​​ ‌ ​ ‌‍‌‍‌‍‌‍​‌​ ​‍​ ‍ ‌ ‌​‌ ‍‌‌ ​​‌‍‌‌​ ‌‌‍ ‍‌‍‌‌‌ ‌ ‌ ​ ​ ‍ ‌ ​​‌‍​‌‌ ‌​‌‍‍​​ ‌‌‍​ ‌‍ ‌‍ ‍‌ ‌​‌‍‌‌‌‍ ‍‌ ‌​​‍‌‌​ ‌‌‌​​‍‌‌ ‌‍‍ ‌‍‌‌‌ ‍‌​‍‌‌​ ​ ‌​‌​​‍‌‌​ ​ ‌​‌​​‍‌‌​ ​‍​ ​‍‌‍‌‌​ ​​‌‍​‍‌‍‌‍​ ‌​​ ​ ‌‍​‍‌‍​ ​ ‌​​ ​​​ ‍‌‌‍‌‍​‍‌‌​ ​‍​ ​‍​‍‌‌​ ‌‌‌​‌​​‍ ‍‌‍​ ‌‍‍​‌‍‍‌‌‍ ​‌‍‌​‌ ​‍‌‍‌‌‌‍ ‍​‍‌‌​ ‌‌‌​​‍‌‌ ‌‍‍ ‌‍‌‌‌ ‍‌​‍‌‌​ ​ ‌​‌​​‍‌‌​ ​ ‌​‌​​‍‌‌​ ​‍​ ​‍‌‍‌​​ ‌‍‌‍‌‌‌‍​‍​ ‌‌‌‍‌‌​ ‌‌‌‍‌‍​ ‌‍‌‍​‍‌‍​‍​ ​​​‍‌‌​ ​‍​ ​‍​‍‌‌​ ‌‌‌​‌​​‍ ‍‌ ‌​‌‍‌‌‌ ‍​‌ ‌​​ ‌‍​‍‌‍​‌‌ ​ ‌‍‌‌‌‌‌‌‌ ​‍‌‍ ​​ ‌‌‍‍​‌ ‌​‌ ‌​‌ ​​​‍‌‌​ ​ ‌​​‌​‍‌‌​ ​‍‌​‌‍​‍‌‌​ ​‍‌​‌‍‌‍ ​‌‍ ‌‍​ ‌‍​‌‌‍ ​‌‍‍​‌‍ ‌ ​ ‌ ‌​​‍‌‌​ ​ ‌​​‌​ ​ ​ ​ ​ ​ ​ ​ ​‍‌‍‌‍‍‌‌‍‌​​ ‌‌‍‌‌​ ‌‌‌‍‌‍‌‍‌​‌‍​‍‌‍​‌​ ‌‌​ ‍‌​‍ ‌​ ​‍‌‍​‍​ ​​​ ​​​‍ ‌​ ‌​‌‍‌‍​ ‌‍‌‍‌​​‍ ‌‌‍​‌‌‍​‍‌‍​ ​ ​‍​‍ ‌​ ​‍‌‍‌​​ ​‌‌‍​‌​ ​‍​ ​‌​ ​​​ ‌ ​ ‌‍‌‍‌‍‌‍​‌​ ​‍​‍‌‍‌ ‌​‌ ‍‌‌ ​​‌‍‌‌​ ‌‌‍ ‍‌‍‌‌‌ ‌ ‌ ​ ​‍‌‍‌ ​​‌‍​‌‌ ‌​‌‍‍​​ ‌‌‍​ ‌‍ ‌‍ ‍‌ ‌​‌‍‌‌‌‍ ‍‌ ‌​​‍‌‌​ ‌‌‌​​‍‌‌ ‌‍‍ ‌‍‌‌‌ ‍‌​‍‌‌​ ​ ‌​‌​​‍‌‌​ ​ ‌​‌​​‍‌‌​ ​‍​ ​‍‌‍‌‌​ ​​‌‍​‍‌‍‌‍​ ‌​​ ​ ‌‍​‍‌‍​ ​ ‌​​ ​​​ ‍‌‌‍‌‍​‍‌‌​ ​‍​ ​‍​‍‌‌​ ‌‌‌​‌​​‍ ‍‌‍​ ‌‍‍​‌‍‍‌‌‍ ​‌‍‌​‌ ​‍‌‍‌‌‌‍ ‍​‍‌‌​ ‌‌‌​​‍‌‌ ‌‍‍ ‌‍‌‌‌ ‍‌​‍‌‌​ ​ ‌​‌​​‍‌‌​ ​ ‌​‌​​‍‌‌​ ​‍​ ​‍‌‍‌​​ ‌‍‌‍‌‌‌‍​‍​ ‌‌‌‍‌‌​ ‌‌‌‍‌‍​ ‌‍‌‍​‍‌‍​‍​ ​​​‍‌‌​ ​‍​ ​‍​‍‌‌​ ‌‌‌​‌​​‍ ‍‌ ‌​‌‍‌‌‌ ‍​‌ ‌​​‍‌‍‌ ​​‌‍‌‌‌ ​‍‌ ​ ‌ ​​‌‍‌‌‌‍​ ‌ ‌​‌‍‍‌‌ ‌‍‌‍‌‌​ ‌‌ ​​‌ ‌‌‌‍​‍‌‍ ​‌‍‍‌‌ ​ ‌‍‍​‌‍‌‌‌‍‌​​‍​‍‌ ‌
To conclude, allow me to return to Ross Garnaut who has described
the pathway we need to follow in order to succeed.​​​​‌ ‍ ​‍​‍‌‍ ‌ ​‍‌‍‍‌‌‍‌ ‌‍‍‌‌‍ ‍​‍​‍​ ‍‍​‍​‍‌ ​ ‌‍​‌‌‍ ‍‌‍‍‌‌ ‌​‌ ‍‌​‍ ‍‌‍‍‌‌‍ ​‍​‍​‍ ​​‍​‍‌‍‍​‌ ​‍‌‍‌‌‌‍‌‍​‍​‍​ ‍‍​‍​‍‌‍‍​‌ ‌​‌ ‌​‌ ​​​ ‍‍​‍ ​‍ ‌‍ ​‌‍ ‌‍​ ‌‍​‌‌‍ ​‌‍‍​‌‍ ‌ ​ ‌ ‌​​ ‍‍​ ​ ​ ​ ​ ​ ​ ​ ​‍ ‌‍‍‌‌‍ ‍‌ ‌​‌‍‌‌‌‍ ‍‌ ‌​​‍ ‌‍‌‌‌‍‌​‌‍‍‌‌ ‌​​‍ ‌‍ ‌‌‍ ‌‍‌​‌‍‌‌​ ‌‌ ​​‌ ​‍‌‍‌‌‌ ​ ‌‍‌‌‌‍ ‍‌ ‌​‌‍​‌‌ ‌​‌‍‍‌‌‍ ‌‍ ‍​ ‍ ‌‍‍‌‌‍‌​​ ‌‌‍‌‌​ ‌‌‌‍‌‍‌‍‌​‌‍​‍‌‍​‌​ ‌‌​ ‍‌​‍ ‌​ ​‍‌‍​‍​ ​​​ ​​​‍ ‌​ ‌​‌‍‌‍​ ‌‍‌‍‌​​‍ ‌‌‍​‌‌‍​‍‌‍​ ​ ​‍​‍ ‌​ ​‍‌‍‌​​ ​‌‌‍​‌​ ​‍​ ​‌​ ​​​ ‌ ​ ‌‍‌‍‌‍‌‍​‌​ ​‍​ ‍ ‌ ‌​‌ ‍‌‌ ​​‌‍‌‌​ ‌‌‍ ‍‌‍‌‌‌ ‌ ‌ ​ ​ ‍ ‌ ​​‌‍​‌‌ ‌​‌‍‍​​ ‌‌‍​ ‌‍ ‌‍ ‍‌ ‌​‌‍‌‌‌‍ ‍‌ ‌​​‍‌‌​ ‌‌‌​​‍‌‌ ‌‍‍ ‌‍‌‌‌ ‍‌​‍‌‌​ ​ ‌​‌​​‍‌‌​ ​ ‌​‌​​‍‌‌​ ​‍​ ​‍​ ‌‌‌‍​‌​ ​‌​ ‌‌‌‍‌‍​ ‌ ‌‍‌​‌‍​ ​ ​‍​ ​‍‌‍‌​​ ​ ​‍‌‌​ ​‍​ ​‍​‍‌‌​ ‌‌‌​‌​​‍ ‍‌‍​ ‌‍‍​‌‍‍‌‌‍ ​‌‍‌​‌ ​‍‌‍‌‌‌‍ ‍​‍‌‌​ ‌‌‌​​‍‌‌ ‌‍‍ ‌‍‌‌‌ ‍‌​‍‌‌​ ​ ‌​‌​​‍‌‌​ ​ ‌​‌​​‍‌‌​ ​‍​ ​‍​ ‍‌‌‍​‍​ ​ ‌‍‌​​ ‍​​ ‍‌​ ​ ​ ‌‍​ ‍‌‌‍‌‌‌‍‌‍​ ​ ​‍‌‌​ ​‍​ ​‍​‍‌‌​ ‌‌‌​‌​​‍ ‍‌ ‌​‌‍‌‌‌ ‍​‌ ‌​​ ‌‍​‍‌‍​‌‌ ​ ‌‍‌‌‌‌‌‌‌ ​‍‌‍ ​​ ‌‌‍‍​‌ ‌​‌ ‌​‌ ​​​‍‌‌​ ​ ‌​​‌​‍‌‌​ ​‍‌​‌‍​‍‌‌​ ​‍‌​‌‍‌‍ ​‌‍ ‌‍​ ‌‍​‌‌‍ ​‌‍‍​‌‍ ‌ ​ ‌ ‌​​‍‌‌​ ​ ‌​​‌​ ​ ​ ​ ​ ​ ​ ​ ​‍‌‍‌‍‍‌‌‍‌​​ ‌‌‍‌‌​ ‌‌‌‍‌‍‌‍‌​‌‍​‍‌‍​‌​ ‌‌​ ‍‌​‍ ‌​ ​‍‌‍​‍​ ​​​ ​​​‍ ‌​ ‌​‌‍‌‍​ ‌‍‌‍‌​​‍ ‌‌‍​‌‌‍​‍‌‍​ ​ ​‍​‍ ‌​ ​‍‌‍‌​​ ​‌‌‍​‌​ ​‍​ ​‌​ ​​​ ‌ ​ ‌‍‌‍‌‍‌‍​‌​ ​‍​‍‌‍‌ ‌​‌ ‍‌‌ ​​‌‍‌‌​ ‌‌‍ ‍‌‍‌‌‌ ‌ ‌ ​ ​‍‌‍‌ ​​‌‍​‌‌ ‌​‌‍‍​​ ‌‌‍​ ‌‍ ‌‍ ‍‌ ‌​‌‍‌‌‌‍ ‍‌ ‌​​‍‌‌​ ‌‌‌​​‍‌‌ ‌‍‍ ‌‍‌‌‌ ‍‌​‍‌‌​ ​ ‌​‌​​‍‌‌​ ​ ‌​‌​​‍‌‌​ ​‍​ ​‍​ ‌‌‌‍​‌​ ​‌​ ‌‌‌‍‌‍​ ‌ ‌‍‌​‌‍​ ​ ​‍​ ​‍‌‍‌​​ ​ ​‍‌‌​ ​‍​ ​‍​‍‌‌​ ‌‌‌​‌​​‍ ‍‌‍​ ‌‍‍​‌‍‍‌‌‍ ​‌‍‌​‌ ​‍‌‍‌‌‌‍ ‍​‍‌‌​ ‌‌‌​​‍‌‌ ‌‍‍ ‌‍‌‌‌ ‍‌​‍‌‌​ ​ ‌​‌​​‍‌‌​ ​ ‌​‌​​‍‌‌​ ​‍​ ​‍​ ‍‌‌‍​‍​ ​ ‌‍‌​​ ‍​​ ‍‌​ ​ ​ ‌‍​ ‍‌‌‍‌‌‌‍‌‍​ ​ ​‍‌‌​ ​‍​ ​‍​‍‌‌​ ‌‌‌​‌​​‍ ‍‌ ‌​‌‍‌‌‌ ‍​‌ ‌​​‍‌‍‌ ​​‌‍‌‌‌ ​‍‌ ​ ‌ ​​‌‍‌‌‌‍​ ‌ ‌​‌‍‍‌‌ ‌‍‌‍‌‌​ ‌‌ ​​‌ ‌‌‌‍​‍‌‍ ​‌‍‍‌‌ ​ ‌‍‍​‌‍‌‌‌‍‌​​‍​‍‌ ‌
Professor Garnaut has warned that the greatest danger from the
United States stepping back from global cooperation on trade and
climate is not simply the loss of its leadership, but the influence its
retreat could have on others. When a major power turns inward,
others often follow — whether through retaliation or imitation —
and the risk is a broader unravelling of both the trading system and
the cooperative effort on climate.​​​​‌ ‍ ​‍​‍‌‍ ‌ ​‍‌‍‍‌‌‍‌ ‌‍‍‌‌‍ ‍​‍​‍​ ‍‍​‍​‍‌ ​ ‌‍​‌‌‍ ‍‌‍‍‌‌ ‌​‌ ‍‌​‍ ‍‌‍‍‌‌‍ ​‍​‍​‍ ​​‍​‍‌‍‍​‌ ​‍‌‍‌‌‌‍‌‍​‍​‍​ ‍‍​‍​‍‌‍‍​‌ ‌​‌ ‌​‌ ​​​ ‍‍​‍ ​‍ ‌‍ ​‌‍ ‌‍​ ‌‍​‌‌‍ ​‌‍‍​‌‍ ‌ ​ ‌ ‌​​ ‍‍​ ​ ​ ​ ​ ​ ​ ​ ​‍ ‌‍‍‌‌‍ ‍‌ ‌​‌‍‌‌‌‍ ‍‌ ‌​​‍ ‌‍‌‌‌‍‌​‌‍‍‌‌ ‌​​‍ ‌‍ ‌‌‍ ‌‍‌​‌‍‌‌​ ‌‌ ​​‌ ​‍‌‍‌‌‌ ​ ‌‍‌‌‌‍ ‍‌ ‌​‌‍​‌‌ ‌​‌‍‍‌‌‍ ‌‍ ‍​ ‍ ‌‍‍‌‌‍‌​​ ‌‌‍‌‌​ ‌‌‌‍‌‍‌‍‌​‌‍​‍‌‍​‌​ ‌‌​ ‍‌​‍ ‌​ ​‍‌‍​‍​ ​​​ ​​​‍ ‌​ ‌​‌‍‌‍​ ‌‍‌‍‌​​‍ ‌‌‍​‌‌‍​‍‌‍​ ​ ​‍​‍ ‌​ ​‍‌‍‌​​ ​‌‌‍​‌​ ​‍​ ​‌​ ​​​ ‌ ​ ‌‍‌‍‌‍‌‍​‌​ ​‍​ ‍ ‌ ‌​‌ ‍‌‌ ​​‌‍‌‌​ ‌‌‍ ‍‌‍‌‌‌ ‌ ‌ ​ ​ ‍ ‌ ​​‌‍​‌‌ ‌​‌‍‍​​ ‌‌‍​ ‌‍ ‌‍ ‍‌ ‌​‌‍‌‌‌‍ ‍‌ ‌​​‍‌‌​ ‌‌‌​​‍‌‌ ‌‍‍ ‌‍‌‌‌ ‍‌​‍‌‌​ ​ ‌​‌​​‍‌‌​ ​ ‌​‌​​‍‌‌​ ​‍​ ​‍​ ‍​​ ‍‌‌‍‌​‌‍​‍​ ​‍‌‍‌‍​ ‌‌​ ​ ​ ​‌‌‍‌‌​ ‍​​ ‍‌​‍‌‌​ ​‍​ ​‍​‍‌‌​ ‌‌‌​‌​​‍ ‍‌‍​ ‌‍‍​‌‍‍‌‌‍ ​‌‍‌​‌ ​‍‌‍‌‌‌‍ ‍​‍‌‌​ ‌‌‌​​‍‌‌ ‌‍‍ ‌‍‌‌‌ ‍‌​‍‌‌​ ​ ‌​‌​​‍‌‌​ ​ ‌​‌​​‍‌‌​ ​‍​ ​‍‌‍‌​​ ​ ​ ​‌​ ​​‌‍‌​‌‍‌‌​ ​‍​ ‌​‌‍‌​‌‍​ ‌‍‌‍‌‍​‌​‍‌‌​ ​‍​ ​‍​‍‌‌​ ‌‌‌​‌​​‍ ‍‌ ‌​‌‍‌‌‌ ‍​‌ ‌​​ ‌‍​‍‌‍​‌‌ ​ ‌‍‌‌‌‌‌‌‌ ​‍‌‍ ​​ ‌‌‍‍​‌ ‌​‌ ‌​‌ ​​​‍‌‌​ ​ ‌​​‌​‍‌‌​ ​‍‌​‌‍​‍‌‌​ ​‍‌​‌‍‌‍ ​‌‍ ‌‍​ ‌‍​‌‌‍ ​‌‍‍​‌‍ ‌ ​ ‌ ‌​​‍‌‌​ ​ ‌​​‌​ ​ ​ ​ ​ ​ ​ ​ ​‍‌‍‌‍‍‌‌‍‌​​ ‌‌‍‌‌​ ‌‌‌‍‌‍‌‍‌​‌‍​‍‌‍​‌​ ‌‌​ ‍‌​‍ ‌​ ​‍‌‍​‍​ ​​​ ​​​‍ ‌​ ‌​‌‍‌‍​ ‌‍‌‍‌​​‍ ‌‌‍​‌‌‍​‍‌‍​ ​ ​‍​‍ ‌​ ​‍‌‍‌​​ ​‌‌‍​‌​ ​‍​ ​‌​ ​​​ ‌ ​ ‌‍‌‍‌‍‌‍​‌​ ​‍​‍‌‍‌ ‌​‌ ‍‌‌ ​​‌‍‌‌​ ‌‌‍ ‍‌‍‌‌‌ ‌ ‌ ​ ​‍‌‍‌ ​​‌‍​‌‌ ‌​‌‍‍​​ ‌‌‍​ ‌‍ ‌‍ ‍‌ ‌​‌‍‌‌‌‍ ‍‌ ‌​​‍‌‌​ ‌‌‌​​‍‌‌ ‌‍‍ ‌‍‌‌‌ ‍‌​‍‌‌​ ​ ‌​‌​​‍‌‌​ ​ ‌​‌​​‍‌‌​ ​‍​ ​‍​ ‍​​ ‍‌‌‍‌​‌‍​‍​ ​‍‌‍‌‍​ ‌‌​ ​ ​ ​‌‌‍‌‌​ ‍​​ ‍‌​‍‌‌​ ​‍​ ​‍​‍‌‌​ ‌‌‌​‌​​‍ ‍‌‍​ ‌‍‍​‌‍‍‌‌‍ ​‌‍‌​‌ ​‍‌‍‌‌‌‍ ‍​‍‌‌​ ‌‌‌​​‍‌‌ ‌‍‍ ‌‍‌‌‌ ‍‌​‍‌‌​ ​ ‌​‌​​‍‌‌​ ​ ‌​‌​​‍‌‌​ ​‍​ ​‍‌‍‌​​ ​ ​ ​‌​ ​​‌‍‌​‌‍‌‌​ ​‍​ ‌​‌‍‌​‌‍​ ‌‍‌‍‌‍​‌​‍‌‌​ ​‍​ ​‍​‍‌‌​ ‌‌‌​‌​​‍ ‍‌ ‌​‌‍‌‌‌ ‍​‌ ‌​​‍‌‍‌ ​​‌‍‌‌‌ ​‍‌ ​ ‌ ​​‌‍‌‌‌‍​ ‌ ‌​‌‍‍‌‌ ‌‍‌‍‌‌​ ‌‌ ​​‌ ‌‌‌‍​‍‌‍ ​‌‍‍‌‌ ​ ‌‍‍​‌‍‌‌‌‍‌​​‍​‍‌ ‌
We have seen this before. In the 1930s, when leading economies
adopted protectionist policies, the effects spread quickly through the
global economy and deepened the Great Depression. A similar
dynamic today — with countries responding in kind to renewed
protectionism or wavering commitment to climate cooperation —
would weaken the institutions that have underpinned stability and
prosperity since the Second World War.​​​​‌ ‍ ​‍​‍‌‍ ‌ ​‍‌‍‍‌‌‍‌ ‌‍‍‌‌‍ ‍​‍​‍​ ‍‍​‍​‍‌ ​ ‌‍​‌‌‍ ‍‌‍‍‌‌ ‌​‌ ‍‌​‍ ‍‌‍‍‌‌‍ ​‍​‍​‍ ​​‍​‍‌‍‍​‌ ​‍‌‍‌‌‌‍‌‍​‍​‍​ ‍‍​‍​‍‌‍‍​‌ ‌​‌ ‌​‌ ​​​ ‍‍​‍ ​‍ ‌‍ ​‌‍ ‌‍​ ‌‍​‌‌‍ ​‌‍‍​‌‍ ‌ ​ ‌ ‌​​ ‍‍​ ​ ​ ​ ​ ​ ​ ​ ​‍ ‌‍‍‌‌‍ ‍‌ ‌​‌‍‌‌‌‍ ‍‌ ‌​​‍ ‌‍‌‌‌‍‌​‌‍‍‌‌ ‌​​‍ ‌‍ ‌‌‍ ‌‍‌​‌‍‌‌​ ‌‌ ​​‌ ​‍‌‍‌‌‌ ​ ‌‍‌‌‌‍ ‍‌ ‌​‌‍​‌‌ ‌​‌‍‍‌‌‍ ‌‍ ‍​ ‍ ‌‍‍‌‌‍‌​​ ‌‌‍‌‌​ ‌‌‌‍‌‍‌‍‌​‌‍​‍‌‍​‌​ ‌‌​ ‍‌​‍ ‌​ ​‍‌‍​‍​ ​​​ ​​​‍ ‌​ ‌​‌‍‌‍​ ‌‍‌‍‌​​‍ ‌‌‍​‌‌‍​‍‌‍​ ​ ​‍​‍ ‌​ ​‍‌‍‌​​ ​‌‌‍​‌​ ​‍​ ​‌​ ​​​ ‌ ​ ‌‍‌‍‌‍‌‍​‌​ ​‍​ ‍ ‌ ‌​‌ ‍‌‌ ​​‌‍‌‌​ ‌‌‍ ‍‌‍‌‌‌ ‌ ‌ ​ ​ ‍ ‌ ​​‌‍​‌‌ ‌​‌‍‍​​ ‌‌‍​ ‌‍ ‌‍ ‍‌ ‌​‌‍‌‌‌‍ ‍‌ ‌​​‍‌‌​ ‌‌‌​​‍‌‌ ‌‍‍ ‌‍‌‌‌ ‍‌​‍‌‌​ ​ ‌​‌​​‍‌‌​ ​ ‌​‌​​‍‌‌​ ​‍​ ​‍​ ​​​ ​​​ ‌ ​ ​‍​ ‌‌​ ​​​ ​ ​ ​​‌‍‌‍​ ‍‌​ ​‌​ ‍‌​‍‌‌​ ​‍​ ​‍​‍‌‌​ ‌‌‌​‌​​‍ ‍‌‍​ ‌‍‍​‌‍‍‌‌‍ ​‌‍‌​‌ ​‍‌‍‌‌‌‍ ‍​‍‌‌​ ‌‌‌​​‍‌‌ ‌‍‍ ‌‍‌‌‌ ‍‌​‍‌‌​ ​ ‌​‌​​‍‌‌​ ​ ‌​‌​​‍‌‌​ ​‍​ ​‍‌‍​‍​ ‌‍​ ‌‌​ ​‌‌‍‌‌​ ​ ‌‍​‌​ ​​​ ​​​ ‌‌‌‍‌‍​ ‌‌​‍‌‌​ ​‍​ ​‍​‍‌‌​ ‌‌‌​‌​​‍ ‍‌ ‌​‌‍‌‌‌ ‍​‌ ‌​​ ‌‍​‍‌‍​‌‌ ​ ‌‍‌‌‌‌‌‌‌ ​‍‌‍ ​​ ‌‌‍‍​‌ ‌​‌ ‌​‌ ​​​‍‌‌​ ​ ‌​​‌​‍‌‌​ ​‍‌​‌‍​‍‌‌​ ​‍‌​‌‍‌‍ ​‌‍ ‌‍​ ‌‍​‌‌‍ ​‌‍‍​‌‍ ‌ ​ ‌ ‌​​‍‌‌​ ​ ‌​​‌​ ​ ​ ​ ​ ​ ​ ​ ​‍‌‍‌‍‍‌‌‍‌​​ ‌‌‍‌‌​ ‌‌‌‍‌‍‌‍‌​‌‍​‍‌‍​‌​ ‌‌​ ‍‌​‍ ‌​ ​‍‌‍​‍​ ​​​ ​​​‍ ‌​ ‌​‌‍‌‍​ ‌‍‌‍‌​​‍ ‌‌‍​‌‌‍​‍‌‍​ ​ ​‍​‍ ‌​ ​‍‌‍‌​​ ​‌‌‍​‌​ ​‍​ ​‌​ ​​​ ‌ ​ ‌‍‌‍‌‍‌‍​‌​ ​‍​‍‌‍‌ ‌​‌ ‍‌‌ ​​‌‍‌‌​ ‌‌‍ ‍‌‍‌‌‌ ‌ ‌ ​ ​‍‌‍‌ ​​‌‍​‌‌ ‌​‌‍‍​​ ‌‌‍​ ‌‍ ‌‍ ‍‌ ‌​‌‍‌‌‌‍ ‍‌ ‌​​‍‌‌​ ‌‌‌​​‍‌‌ ‌‍‍ ‌‍‌‌‌ ‍‌​‍‌‌​ ​ ‌​‌​​‍‌‌​ ​ ‌​‌​​‍‌‌​ ​‍​ ​‍​ ​​​ ​​​ ‌ ​ ​‍​ ‌‌​ ​​​ ​ ​ ​​‌‍‌‍​ ‍‌​ ​‌​ ‍‌​‍‌‌​ ​‍​ ​‍​‍‌‌​ ‌‌‌​‌​​‍ ‍‌‍​ ‌‍‍​‌‍‍‌‌‍ ​‌‍‌​‌ ​‍‌‍‌‌‌‍ ‍​‍‌‌​ ‌‌‌​​‍‌‌ ‌‍‍ ‌‍‌‌‌ ‍‌​‍‌‌​ ​ ‌​‌​​‍‌‌​ ​ ‌​‌​​‍‌‌​ ​‍​ ​‍‌‍​‍​ ‌‍​ ‌‌​ ​‌‌‍‌‌​ ​ ‌‍​‌​ ​​​ ​​​ ‌‌‌‍‌‍​ ‌‌​‍‌‌​ ​‍​ ​‍​‍‌‌​ ‌‌‌​‌​​‍ ‍‌ ‌​‌‍‌‌‌ ‍​‌ ‌​​‍‌‍‌ ​​‌‍‌‌‌ ​‍‌ ​ ‌ ​​‌‍‌‌‌‍​ ‌ ‌​‌‍‍‌‌ ‌‍‌‍‌‌​ ‌‌ ​​‌ ‌‌‌‍​‍‌‍ ​‌‍‍‌‌ ​ ‌‍‍​‌‍‌‌‌‍‌​​‍​‍‌ ‌